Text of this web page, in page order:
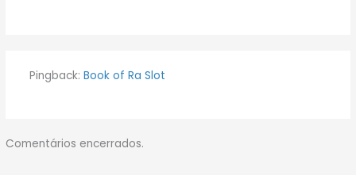
Pingback: Book of Ra Slot
Comentários encerrados.